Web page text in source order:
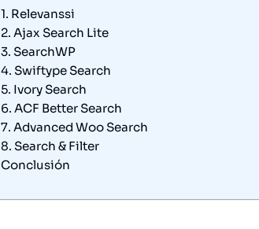
1. Relevanssi
2. Ajax Search Lite
3. SearchWP
4. Swiftype Search
5. Ivory Search
6. ACF Better Search
7. Advanced Woo Search
8. Search & Filter
Conclusión